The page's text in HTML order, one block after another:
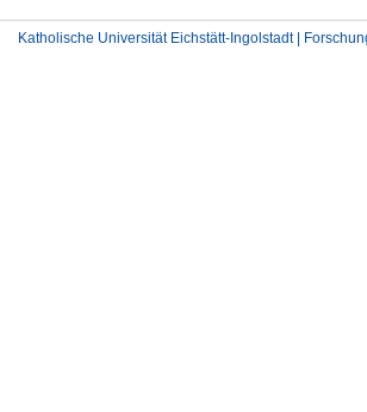
Katholische Universität Eichstätt-Ingolstadt |